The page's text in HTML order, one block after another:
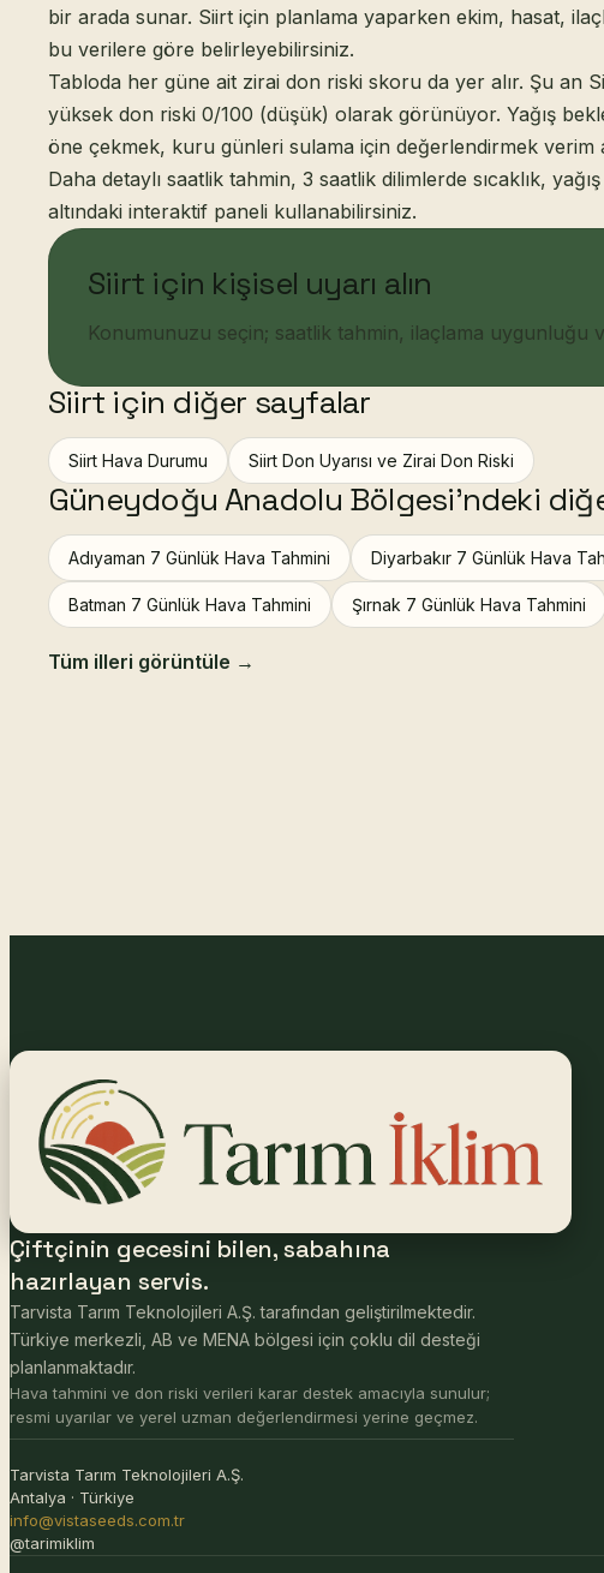
bir arada sunar. Siirt için planlama yaparken ekim, hasat,
bu verilere göre belirleyebilirsiniz.
Tabloda her güne ait zirai don riski skoru da yer alır. Şu an
yüksek don riski 0/100 (düşük) olarak görünüyor. Yağış
öne çekmek, kuru günleri sulama için değerlendirmek verim
Daha detaylı saatlik tahmin, 3 saatlik dilimlerde sıcaklık,
altındaki interaktif paneli kullanabilirsiniz.
Siirt için kişisel uyarı alın
Konumunuzu seçin; saatlik tahmin, ilaçlama uygunluğu
Siirt için diğer sayfalar
Siirt Hava Durumu Siirt Don Uyarısı ve Zirai Don Riski
Güneydoğu Anadolu Bölgesi'ndeki
Adıyaman 7 Günlük Hava Tahmini Diyarbakır 7 Günlük Hava
Batman 7 Günlük Hava Tahmini Şırnak 7 Günlük Hava Tahmini
Tüm illeri görüntüle →
Çiftçinin gecesini bilen, sabahına
hazırlayan servis.
Tarvista Tarım Teknolojileri A.Ş. tarafından geliştirilmektedir.
Türkiye merkezli, AB ve MENA bölgesi için çoklu dil desteği
planlanmaktadır.
Hava tahmini ve don riski verileri karar destek amacıyla sunulur;
resmi uyarılar ve yerel uzman değerlendirmesi yerine geçmez.
Tarvista Tarım Teknolojileri A.Ş.
Antalya · Türkiye
info@vistaseeds.com.tr
@tarimiklim